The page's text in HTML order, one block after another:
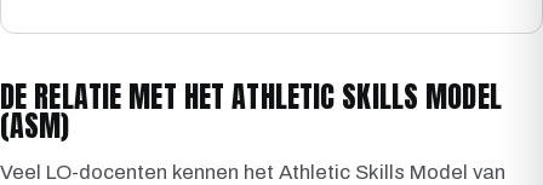
DE RELATIE MET HET ATHLETIC SKILLS MODEL
(ASM)
Veel LO-docenten kennen het Athletic Skills Model van